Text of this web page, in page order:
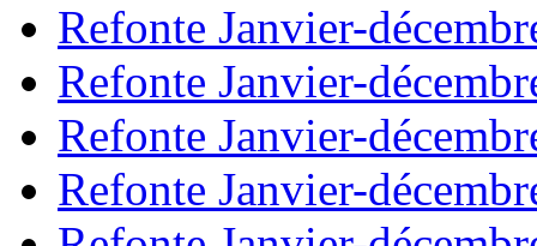
Refonte Janvier-
Refonte Janvier-
Refonte Janvier-
Refonte Janvier-